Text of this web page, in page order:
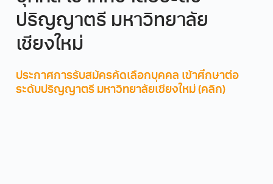
ปริญญาตรี มหาวิทยาลัย
เชียงใหม่
ประกาศการรับสมัครคัดเลือกบุคคล เข้าศึกษาต่อ
ระดับปริญญาตรี มหาวิทยาลัยเชียงใหม่ (คลิก)
ฝึกฝนการพัฒนาเกมด้วยโปรแกรม Unity ตั้งแต่การ
สร้างเกม 2 มิติ (Unity 2D Game) การทำcแอนนิเม
ชันสำหรับเกม (2D Animation for Game) แนะนำการ
เวิร์กชอปสร้างเกมจำลอง (Workshop Game)